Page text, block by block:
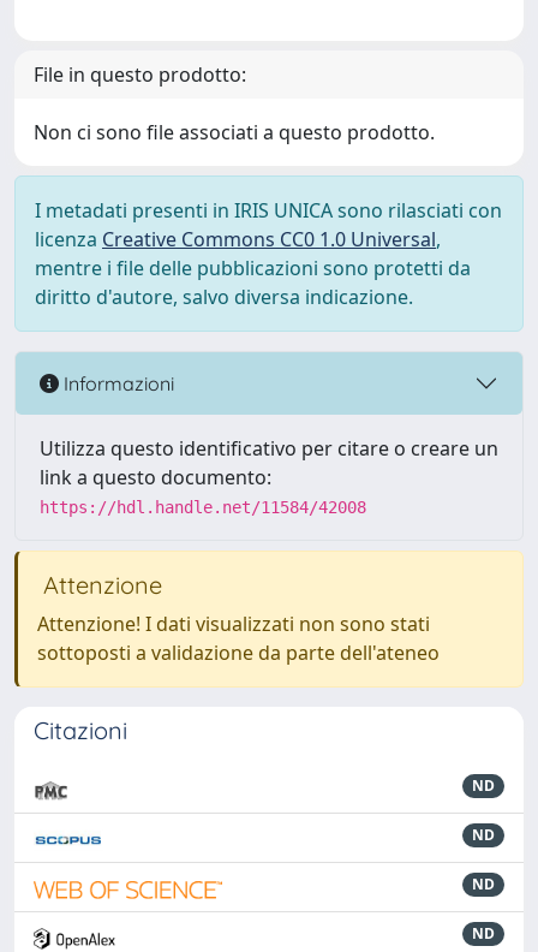
File in questo prodotto:
Non ci sono file associati a questo prodotto.
I metadati presenti in IRIS UNICA sono rilasciati con
licenza Creative Commons CC0 1.0 Universal,
mentre i file delle pubblicazioni sono protetti da
diritto d'autore, salvo diversa indicazione.
Informazioni
Utilizza questo identificativo per citare o creare un
link a questo documento:
https://hdl.handle.net/11584/42008
Attenzione
Attenzione! I dati visualizzati non sono stati
sottoposti a validazione da parte dell'ateneo
Citazioni
ND
ND
ND
ND